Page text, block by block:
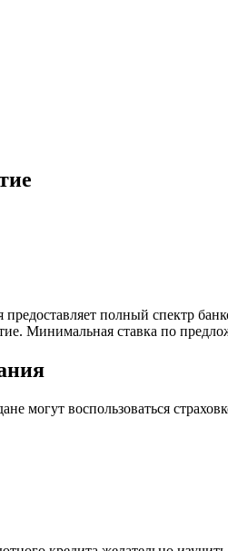
полный спектр
Минимальная ставка по
могут воспользоваться